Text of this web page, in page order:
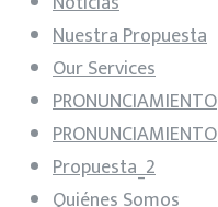
Nuestra Propuesta
Our Services
PRONUNCIAMIENTO
PRONUNCIAMIENTO
Propuesta_2
Quiénes Somos